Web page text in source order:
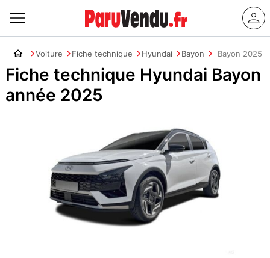
Voiture Fiche technique Hyundai Bayon Bayon 2025
Fiche technique Hyundai Bayon
année 2025